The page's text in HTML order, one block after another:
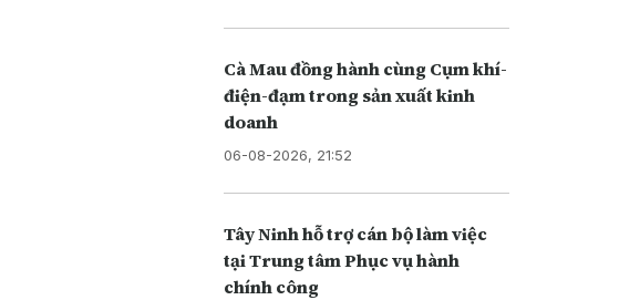
Cà Mau đồng hành cùng Cụm khí-
điện-đạm trong sản xuất kinh
doanh
06-08-2026, 21:52
Tây Ninh hỗ trợ cán bộ làm việc
tại Trung tâm Phục vụ hành
chính công